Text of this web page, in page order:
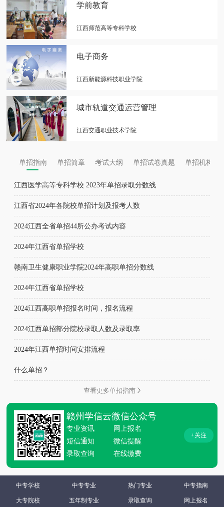
学前教育
江西师范高等专科学校
电子商务
江西新能源科技职业学院
城市轨道交通运营管理
江西交通职业技术学院
单招指南 单招简章 考试大纲 单招试卷真题 单招机构
江西医学高等专科学校 2023年单招录取分数线
江西省2024年各院校单招计划及报考人数
2024江西全省单招44所公办考试内容
2024年江西省单招学校
赣南卫生健康职业学院2024年高职单招分数线
2024年江西省单招学校
2024江西高职单招报名时间，报名流程
2024江西单招部分院校录取人数及录取率
2024年江西单招时间安排流程
什么单招？
查看更多单招指南
赣州学信云微信公众号
专业资讯
网上报名
短信通知
微信提醒
录取查询
在线缴费
+关注
中专学校 中专专业 热门专业 中专指南
大专院校 五年制专业 录取查询 网上报名